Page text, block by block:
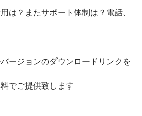
は？またサポート体制は？電話、
ージョンのダウンロードリンクを
でご提供致します